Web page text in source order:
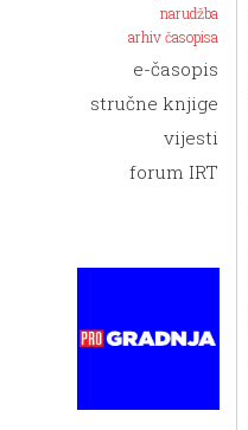
narudžba
arhiv časopisa
e-časopis
stručne knjige
vijesti
forum IRT